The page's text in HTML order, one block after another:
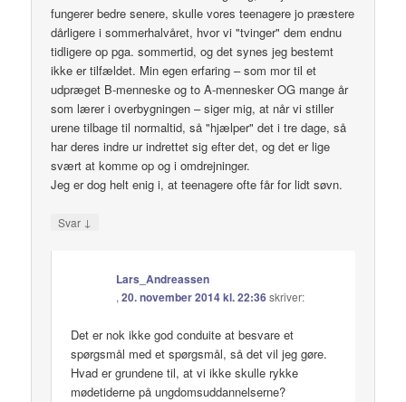
fungerer bedre senere, skulle vores teenagere jo præstere
dårligere i sommerhalvåret, hvor vi "tvinger" dem endnu
tidligere op pga. sommertid, og det synes jeg bestemt
ikke er tilfældet. Min egen erfaring – som mor til et
udpræget B-menneske og to A-mennesker OG mange år
som lærer i overbygningen – siger mig, at når vi stiller
urene tilbage til normaltid, så "hjælper" det i tre dage, så
har deres indre ur indrettet sig efter det, og det er lige
svært at komme op og i omdrejninger.
Jeg er dog helt enig i, at teenagere ofte får for lidt søvn.
Svar ↓
Lars_Andreassen
,20. november 2014 kl. 22:36skriver:
Det er nok ikke god conduite at besvare et
spørgsmål med et spørgsmål, så det vil jeg gøre.
Hvad er grundene til, at vi ikke skulle rykke
mødetiderne på ungdomsuddannelserne?